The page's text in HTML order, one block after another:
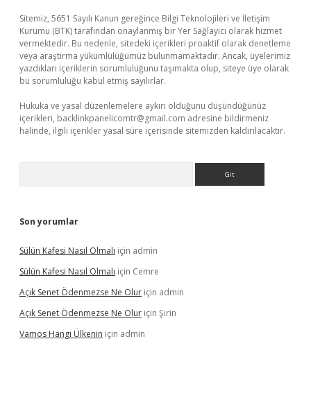
Sitemiz, 5651 Sayılı Kanun gereğince Bilgi Teknolojileri ve İletişim
Kurumu (BTK) tarafından onaylanmış bir Yer Sağlayıcı olarak hizmet
vermektedir. Bu nedenle, sitedeki içerikleri proaktif olarak denetleme
veya araştırma yükümlülüğümüz bulunmamaktadır. Ancak, üyelerimiz
yazdıkları içeriklerin sorumluluğunu taşımakta olup, siteye üye olarak
bu sorumluluğu kabul etmiş sayılırlar.
Hukuka ve yasal düzenlemelere aykırı olduğunu düşündüğünüz
içerikleri, backlinkpanelicomtr@gmail.com adresine bildirmeniz
halinde, ilgili içerikler yasal süre içerisinde sitemizden kaldırılacaktır.
Son yorumlar
Sülün Kafesi Nasıl Olmalı için admin
Sülün Kafesi Nasıl Olmalı için Cemre
Açık Senet Ödenmezse Ne Olur için admin
Açık Senet Ödenmezse Ne Olur için Şirin
Vamos Hangi Ülkenin için admin